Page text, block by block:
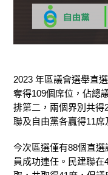
2023 年區議會選舉直
奪得109個席位，佔總
排第二，兩個界別共得
聯及自由黨各贏得11席
今次區選僅有88個直選
員成功連任。 民建聯在